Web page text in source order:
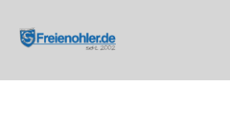
Inhalt
springen